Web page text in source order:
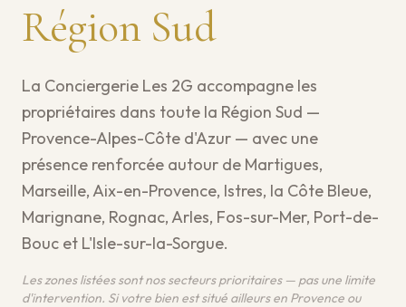
Région Sud
La Conciergerie Les 2G accompagne les
propriétaires dans toute la Région Sud —
Provence-Alpes-Côte d'Azur — avec une
présence renforcée autour de Martigues,
Marseille, Aix-en-Provence, Istres, la Côte Bleue,
Marignane, Rognac, Arles, Fos-sur-Mer, Port-de-
Bouc et L'Isle-sur-la-Sorgue.
Les zones listées sont nos secteurs prioritaires — pas une limite
d'intervention. Si votre bien est situé ailleurs en Provence ou